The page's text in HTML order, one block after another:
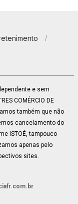
e sem
COMÉRCIO DE
também que não
cancelamento do
ISTOÉ, tampouco
apenas pelo
sites.